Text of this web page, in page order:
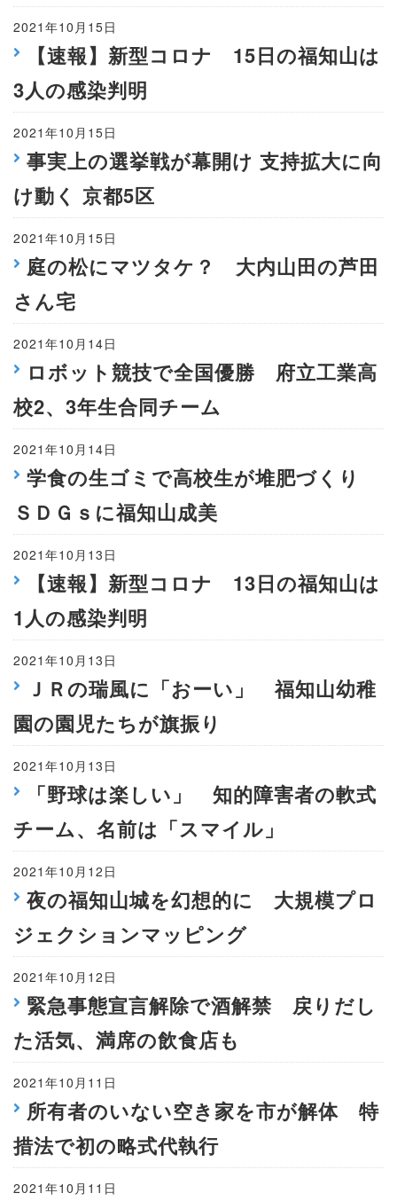
2021年10月15日
【速報】新型コロナ 15日の福知山は
3人の感染判明
2021年10月15日
事実上の選挙戦が幕開け 支持拡大に向
け動く 京都5区
2021年10月15日
庭の松にマツタケ？ 大内山田の芦田
さん宅
2021年10月14日
ロボット競技で全国優勝 府立工業高
校2、3年生合同チーム
2021年10月14日
学食の生ゴミで高校生が堆肥づくり
ＳＤＧｓに福知山成美
2021年10月13日
【速報】新型コロナ 13日の福知山は
1人の感染判明
2021年10月13日
ＪＲの瑞風に「おーい」 福知山幼稚
園の園児たちが旗振り
2021年10月13日
「野球は楽しい」 知的障害者の軟式
チーム、名前は「スマイル」
2021年10月12日
夜の福知山城を幻想的に 大規模プロ
ジェクションマッピング
2021年10月12日
緊急事態宣言解除で酒解禁 戻りだし
た活気、満席の飲食店も
2021年10月11日
所有者のいない空き家を市が解体 特
措法で初の略式代執行
2021年10月11日